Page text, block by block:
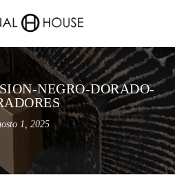
NEGRO-DORADO-
1, 2025